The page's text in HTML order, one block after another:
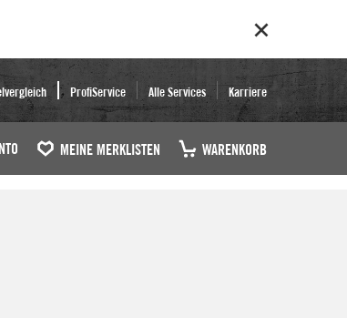
ProfiService Alle Services Karriere
MEINE MERKLISTEN WARENKORB